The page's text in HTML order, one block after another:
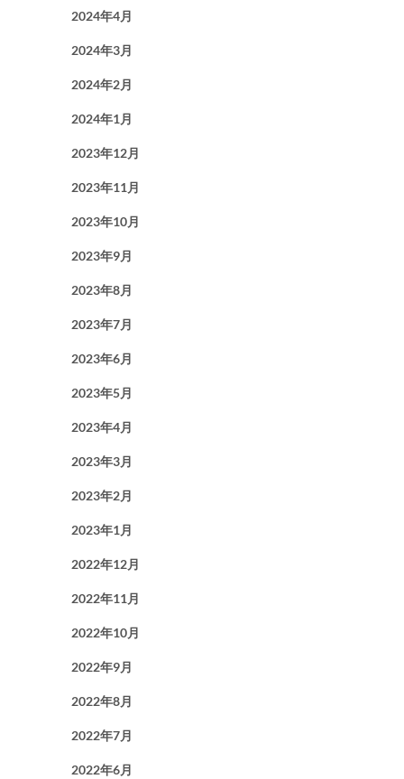
2024年4月
2024年3月
2024年2月
2024年1月
2023年12月
2023年11月
2023年10月
2023年9月
2023年8月
2023年7月
2023年6月
2023年5月
2023年4月
2023年3月
2023年2月
2023年1月
2022年12月
2022年11月
2022年10月
2022年9月
2022年8月
2022年7月
2022年6月